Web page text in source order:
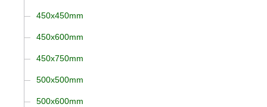
450x450mm
450x600mm
450x750mm
500x500mm
500x600mm